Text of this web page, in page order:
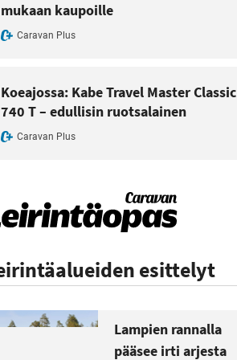
mukaan kaupoille
Caravan Plus
Koeajossa: Kabe Travel Master Classic
740 T – edullisin ruotsalainen
Caravan Plus
esittelyt
Lampien rannalla
pääsee irti arjesta